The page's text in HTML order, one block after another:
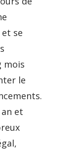
se
mois
le
et